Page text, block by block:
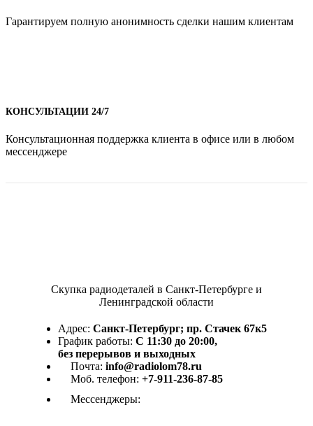
Гарантируем полную анонимность сделки нашим клиентам
КОНСУЛЬТАЦИИ 24/7
Консультационная поддержка клиента в офисе или в любом
мессенджере
Скупка радиодеталей в Санкт-Петербурге и
Ленинградской области
Адрес: Санкт-Петербург; пр. Стачек 67к5
График работы: С 11:30 до 20:00,
без перерывов и выходных
Почта: info@radiolom78.ru
Моб. телефон: +7-911-236-87-85
Мессенджеры: